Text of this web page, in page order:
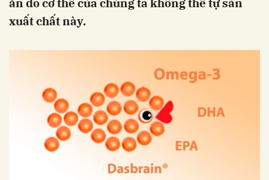
ăn do cơ thể của chúng ta không thể tự sản
xuất chất này.